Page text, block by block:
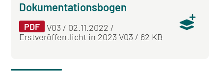
Dokumentationsbogen
PDF
V03 / 02.11.2022 /
Erstveröffentlicht in 2023 V03 / 62 KB